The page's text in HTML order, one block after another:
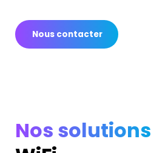
Nous contacter
Nos solutions